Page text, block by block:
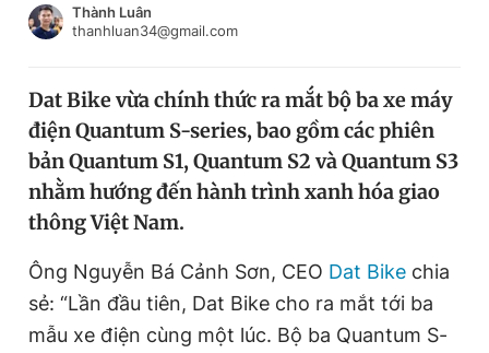
Chào ngày mới
Tin 360
Video Magazine
Sản phẩm khác
Tiện ích Bạn cần biết
Thông tin tòa soạn Liên hệ quảng cáo
Thành Luân
thanhluan34@gmail.com
Dat Bike vừa chính thức ra mắt bộ ba xe máy
điện Quantum S-series, bao gồm các phiên
bản Quantum S1, Quantum S2 và Quantum S3
nhằm hướng đến hành trình xanh hóa giao
thông Việt Nam.
Ông Nguyễn Bá Cảnh Sơn, CEO Dat Bike chia
sẻ: “Lần đầu tiên, Dat Bike cho ra mắt tới ba
mẫu xe điện cùng một lúc. Bộ ba Quantum S-